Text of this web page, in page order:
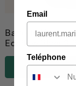
Batterie Nomade
Ecoflow River 3
Email
Teléphone